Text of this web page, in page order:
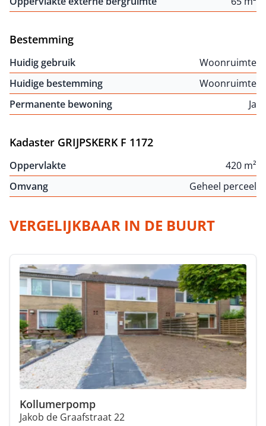
Bestemming
Huidig gebruik
Woonruimte
Huidige bestemming
Woonruimte
Permanente bewoning
Ja
Kadaster GRIJPSKERK F 1172
Oppervlakte
420 m²
Omvang
Geheel perceel
VERGELIJKBAAR IN DE BUURT
Kollumerpomp
Jakob de Graafstraat 22